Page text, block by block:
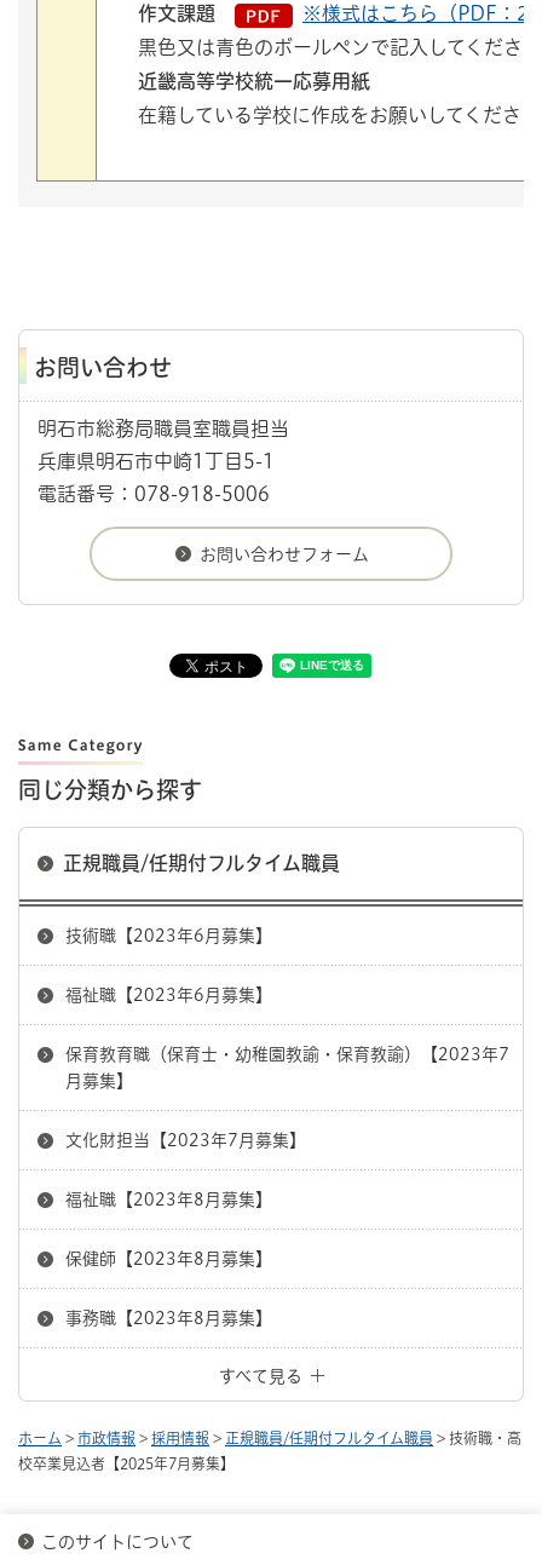
作文課題
※様式はこちら（PDF：
黒色又は青色のボールペンで記入してくださ
近畿高等学校統一応募用紙
在籍している学校に作成をお願いしてくださ
お問い合わせ
明石市総務局職員室職員担当
兵庫県明石市中崎1丁目5-1
電話番号：078-918-5006
同じ分類から探す
正規職員/任期付フルタイム職員
技術職【2023年6月募集】
福祉職【2023年6月募集】
保育教育職（保育士・幼稚園教諭・保育教諭）【2023年7
月募集】
文化財担当【2023年7月募集】
福祉職【2023年8月募集】
保健師【2023年8月募集】
事務職【2023年8月募集】
すべて見る
ホーム > 市政情報 > 採用情報 > 正規職員/任期付フルタイム職員 > 技術職・高
校卒業見込者【2025年7月募集】
このサイトについて